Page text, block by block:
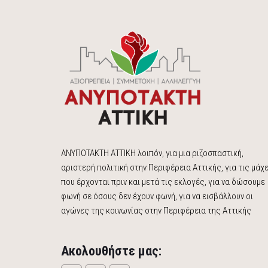
ΑΝΥΠΟΤΑΚΤΗ ΑΤΤΙΚΗ λοιπόν, για μια ριζοσπαστική,
αριστερή πολιτική στην Περιφέρεια Αττικής, για τις
που έρχονται πριν και μετά τις εκλογές, για να δώσουμε
φωνή σε όσους δεν έχουν φωνή, για να εισβάλλουν οι
αγώνες της κοινωνίας στην Περιφέρεια της Αττικής
Ακολουθήστε μας: